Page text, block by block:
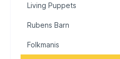
Living Puppets
Rubens Barn
Folkmanis